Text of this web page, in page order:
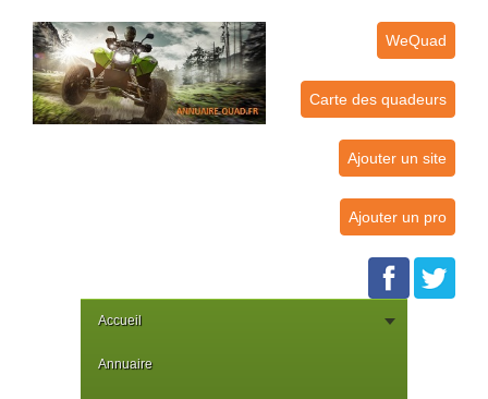
WeQuad
Carte des quadeurs
Ajouter un site
Ajouter un pro
Accueil
Annuaire